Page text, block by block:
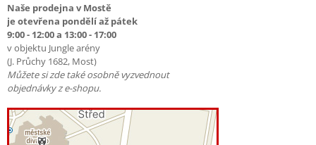
Naše prodejna v Mostě
je otevřena pondělí až pátek
9:00 - 12:00 a 13:00 - 17:00
v objektu Jungle arény
(J. Průchy 1682, Most)
Můžete si zde také osobně vyzvednout
objednávky z e-shopu.